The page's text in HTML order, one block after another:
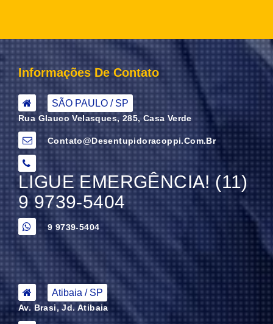
Informações De Contato
SÃO PAULO / SP
Rua Glauco Velasques, 285, Casa Verde
Contato@desentupidoracoppi.com.br
LIGUE EMERGÊNCIA! (11)
9 9739-5404
9 9739-5404
Atibaia / SP
Av. Brasi, Jd. Atibaia